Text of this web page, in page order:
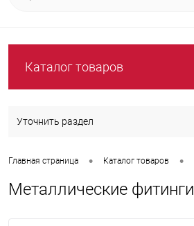
Каталог товаров
Уточнить раздел
Главная страница • Каталог товаров •
Металлические фитинги